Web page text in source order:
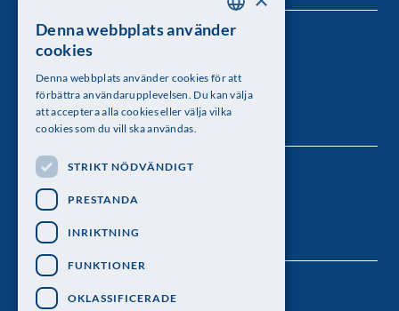
Kungl. Vetenskapsakademien
Besöksadress: Lilla Frescativägen 4A
Telefon: 08-673 95 00
Följ oss
SWEDISH
Denna webbplats använder
cookies
Denna webbplats använder cookies för att
förbättra användarupplevelsen. Du kan välja
att acceptera alla cookies eller välja vilka
cookies som du vill ska användas.
STRIKT NÖDVÄNDIGT
PRESTANDA
INRIKTNING
FUNKTIONER
OKLASSIFICERADE